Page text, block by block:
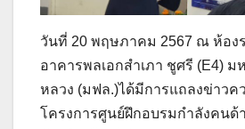
วันที่ 20 พฤษภาคม 2567 ณ ห้อง
อาคารพลเอกสำเภา ชูศรี (E4)
หลวง (มฟล.)ได้มีการแถลงข่าวค
โครงการศูนย์ฝึกอบรมกำลังคนด้